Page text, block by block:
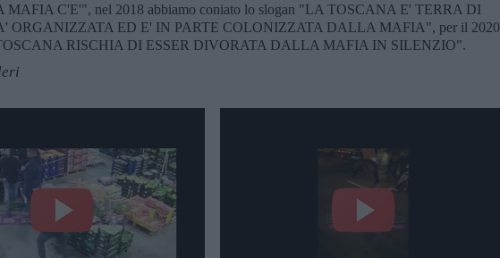
C'E'", nel 2018 abbiamo coniato lo slogan "LA TOSCANA E' TERRA DI
ORGANIZZATA ED E' IN PARTE COLONIZZATA DALLA MAFIA", per il 2020
RISCHIA DI ESSER DIVORATA DALLA MAFIA IN SILENZIO".